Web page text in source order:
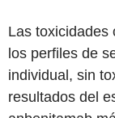
Las toxicidades
los perfiles de
individual, sin
resultados del